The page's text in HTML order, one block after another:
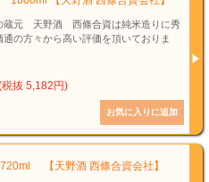
元 天野酒 西條合資は純米造りに秀
の方々から高い評価を頂いておりま
抜 5,182円)
【天野酒 西條合資会社】